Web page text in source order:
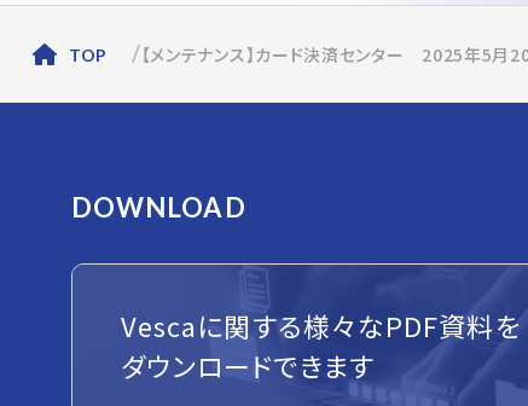
TOP 【メンテナンス】カード決済センター 2025年5月
DOWNLOAD
Vescaに関する様々なPDF資料を
ダウンロードできます